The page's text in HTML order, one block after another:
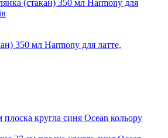
350 мл Harmony для латте,